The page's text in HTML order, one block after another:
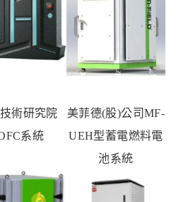
術研究院
系統
美菲德(股)公司MF-
UEH型蓄電燃料電
池系統